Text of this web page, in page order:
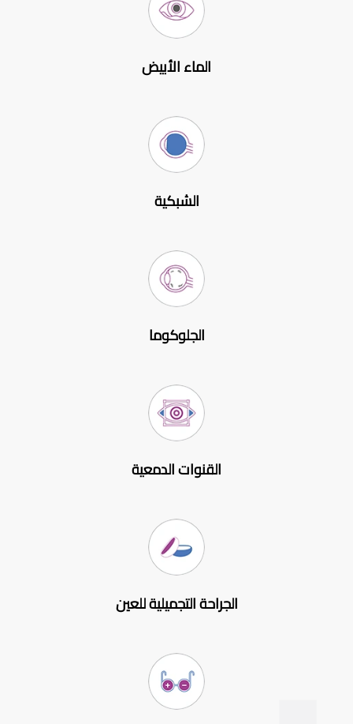
الماء الأبيض
الشبكية
الجلوكوما
القنوات الدمعية
الجراحة التجميلية للعين